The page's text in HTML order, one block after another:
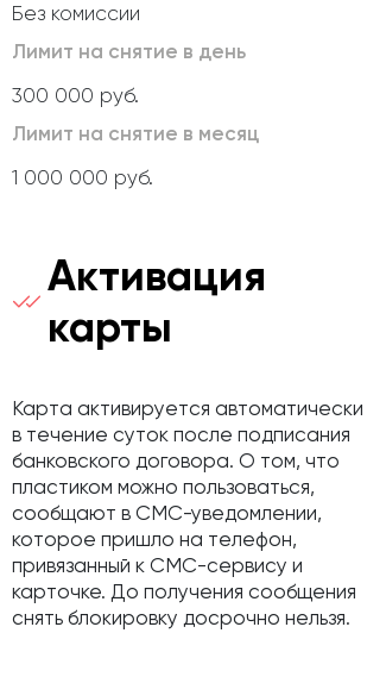
Без комиссии
Лимит на снятие в день
300 000 руб.
Лимит на снятие в месяц
1 000 000 руб.
Активация
карты
Карта активируется автоматически
в течение суток после подписания
банковского договора. О том, что
пластиком можно пользоваться,
сообщают в СМС-уведомлении,
которое пришло на телефон,
привязанный к СМС-сервису и
карточке. До получения сообщения
снять блокировку досрочно нельзя.